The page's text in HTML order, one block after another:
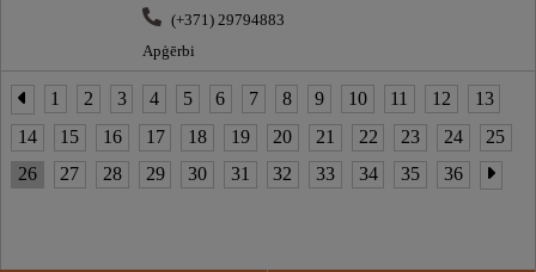
(+371) 29794883
Apģērbi
1 2 3 4 5 6 7 8 9 10 11 12
13
14
15 16 17 18 19 20 21 22 23 24
25
26
27 28 29 30 31 32 33 34 35 36